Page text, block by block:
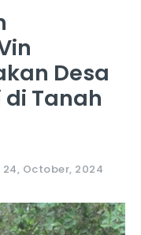
Desa
Tanah
24, October, 2024